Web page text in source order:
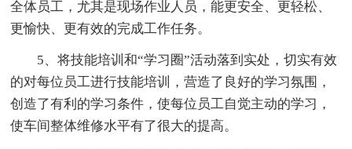
全体员工，尤其是现场作业人员，能更安全、更轻松、
更愉快、更有效的完成工作任务。
5、将技能培训和“学习圈”活动落到实处，切实有效
的对每位员工进行技能培训，营造了良好的学习氛围，
创造了有利的学习条件，使每位员工自觉主动的学习，
使车间整体维修水平有了很大的提高。